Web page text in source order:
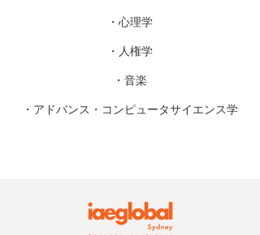
・心理学
・人権学
・音楽
・アドバンス・コンピュータサイエンス学